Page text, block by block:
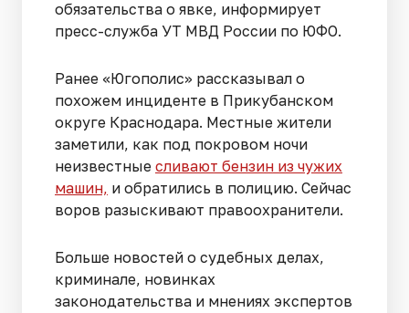
обязательства о явке, информирует
пресс-служба УТ МВД России по ЮФО.
Ранее «Югополис» рассказывал о
похожем инциденте в Прикубанском
округе Краснодара. Местные жители
заметили, как под покровом ночи
неизвестные сливают бензин из чужих
машин, и обратились в полицию. Сейчас
воров разыскивают правоохранители.
Больше новостей о судебных делах,
криминале, новинках
законодательства и мнениях экспертов